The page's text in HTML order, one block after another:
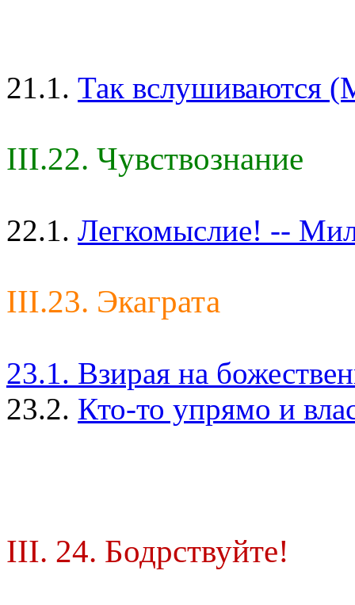
21.1. Так вслушиваются
III.22. Чувствознание
22.1. Легкомыслие! --
III.23. Экаграта
23.1. Взирая на
23.2. Кто-то упрямо и
III. 24. Бодрствуйте!